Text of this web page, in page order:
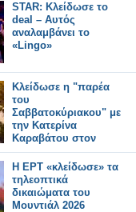
STAR: Κλείδωσε το
deal – Αυτός
αναλαμβάνει το
«Lingo»
Κλείδωσε η "παρέα
του
Σαββατοκύριακου" με
την Κατερίνα
Καραβάτου στον
ΑΝΤ1
Η ΕΡΤ «κλείδωσε» τα
τηλεοπτικά
δικαιώματα του
Μουντιάλ 2026